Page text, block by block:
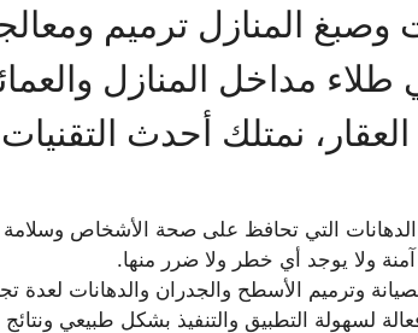
المنازل ترميم
مداخل المنازل
نمتلك أحدث
التي تحافظ على صحة الأشخاص وسلامة
آمنة ولا يوجد أي خطر ولا ضرر منها.
وترميم الأسطح والجدران والدهانات لعدة
لسهولة التطبيق والتنفيذ بشكل طبيعي ونتائج